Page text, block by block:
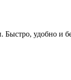
удобно и